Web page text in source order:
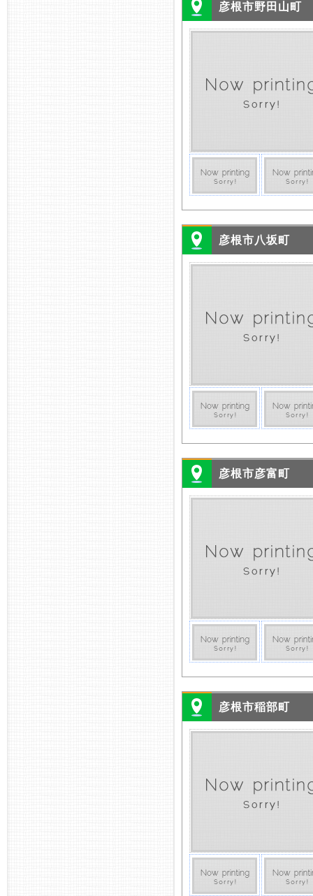
彦根市野田山町
彦根市八坂町
彦根市彦富町
彦根市稲部町